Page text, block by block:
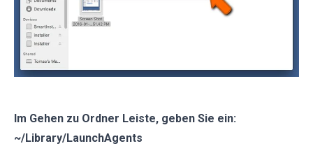
Im Gehen zu Ordner Leiste, geben Sie ein:
~/Library/LaunchAgents